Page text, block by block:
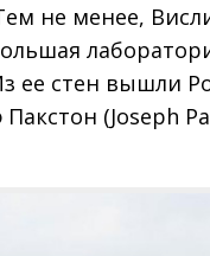
не менее,
ее стен вышли
(Joseph